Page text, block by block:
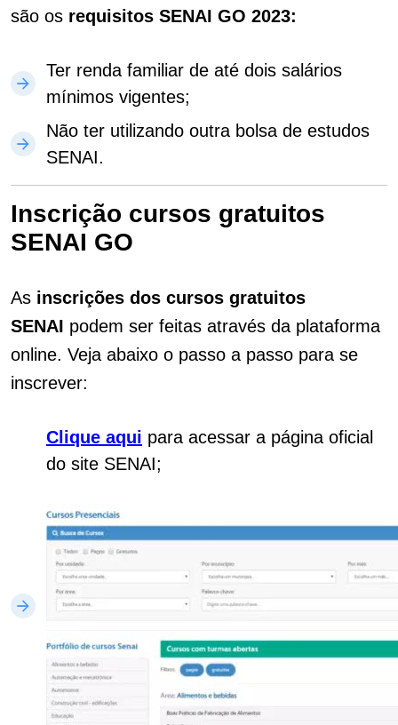
são os requisitos SENAI GO 2023:
Ter renda familiar de até dois salários
mínimos vigentes;
Não ter utilizando outra bolsa de estudos
SENAI.
Inscrição cursos gratuitos
SENAI GO
As inscrições dos cursos gratuitos
SENAI podem ser feitas através da plataforma
online. Veja abaixo o passo a passo para se
inscrever:
Clique aqui para acessar a página oficial
do site SENAI;